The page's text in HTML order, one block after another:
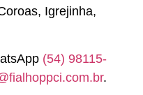
Igrejinha,
(54) 98115-
.